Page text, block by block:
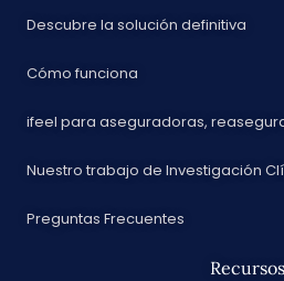
Descubre la solución definitiva
Cómo funciona
ifeel para aseguradoras,
Nuestro trabajo de Investigación
Preguntas Frecuentes
Recursos